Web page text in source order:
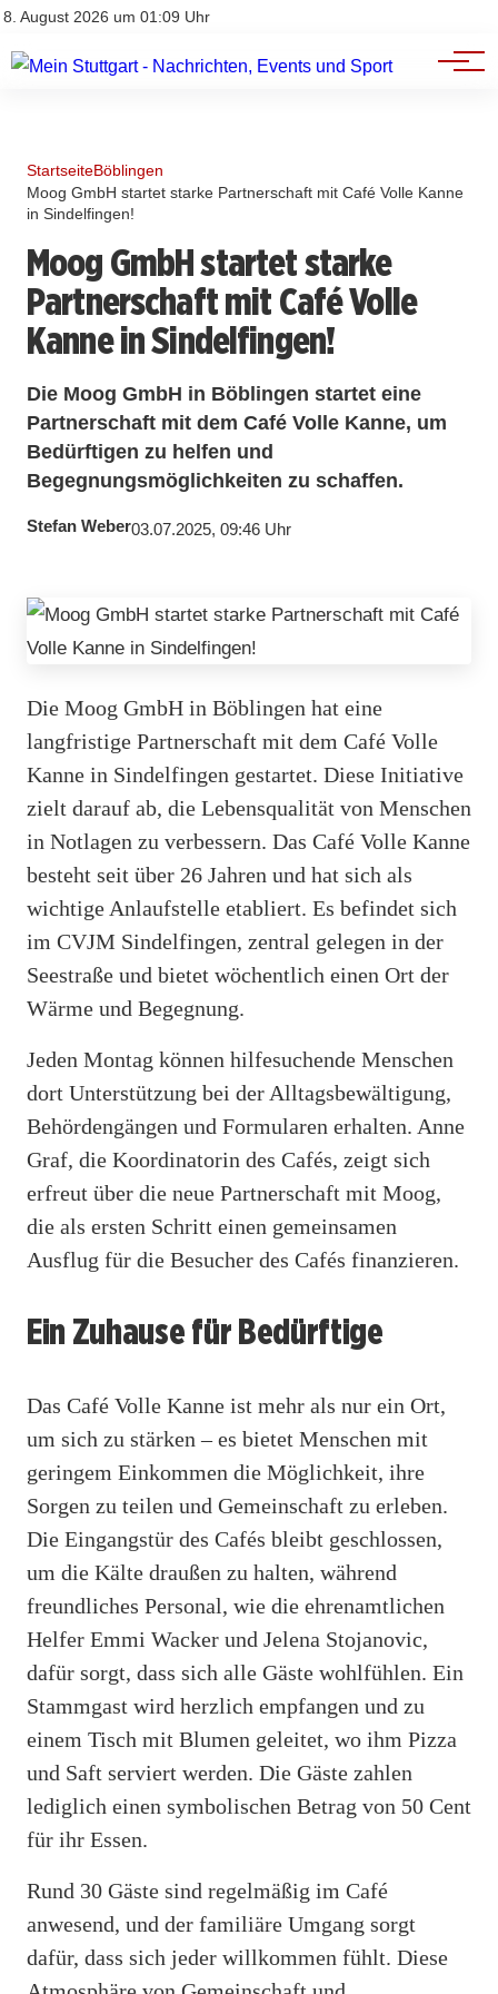
8. August 2026 um 01:09 Uhr
Impressum
Branchenbuch
Werbung
StartseiteBöblingen
Moog GmbH startet starke Partnerschaft mit Café Volle Kanne
in Sindelfingen!
Moog GmbH startet starke
Partnerschaft mit Café Volle
Kanne in Sindelfingen!
Die Moog GmbH in Böblingen startet eine
Partnerschaft mit dem Café Volle Kanne, um
Bedürftigen zu helfen und
Begegnungsmöglichkeiten zu schaffen.
Stefan Weber03.07.2025, 09:46 Uhr
Die Moog GmbH in Böblingen hat eine
langfristige Partnerschaft mit dem Café Volle
Kanne in Sindelfingen gestartet. Diese Initiative
zielt darauf ab, die Lebensqualität von Menschen
in Notlagen zu verbessern. Das Café Volle Kanne
besteht seit über 26 Jahren und hat sich als
wichtige Anlaufstelle etabliert. Es befindet sich
im CVJM Sindelfingen, zentral gelegen in der
Seestraße und bietet wöchentlich einen Ort der
Wärme und Begegnung.
Jeden Montag können hilfesuchende Menschen
dort Unterstützung bei der Alltagsbewältigung,
Behördengängen und Formularen erhalten. Anne
Graf, die Koordinatorin des Cafés, zeigt sich
erfreut über die neue Partnerschaft mit Moog,
die als ersten Schritt einen gemeinsamen
Ausflug für die Besucher des Cafés finanzieren.
Ein Zuhause für Bedürftige
Das Café Volle Kanne ist mehr als nur ein Ort,
um sich zu stärken – es bietet Menschen mit
geringem Einkommen die Möglichkeit, ihre
Sorgen zu teilen und Gemeinschaft zu erleben.
Die Eingangstür des Cafés bleibt geschlossen,
um die Kälte draußen zu halten, während
freundliches Personal, wie die ehrenamtlichen
Helfer Emmi Wacker und Jelena Stojanovic,
dafür sorgt, dass sich alle Gäste wohlfühlen. Ein
Stammgast wird herzlich empfangen und zu
einem Tisch mit Blumen geleitet, wo ihm Pizza
und Saft serviert werden. Die Gäste zahlen
lediglich einen symbolischen Betrag von 50 Cent
für ihr Essen.
Rund 30 Gäste sind regelmäßig im Café
anwesend, und der familiäre Umgang sorgt
dafür, dass sich jeder willkommen fühlt. Diese